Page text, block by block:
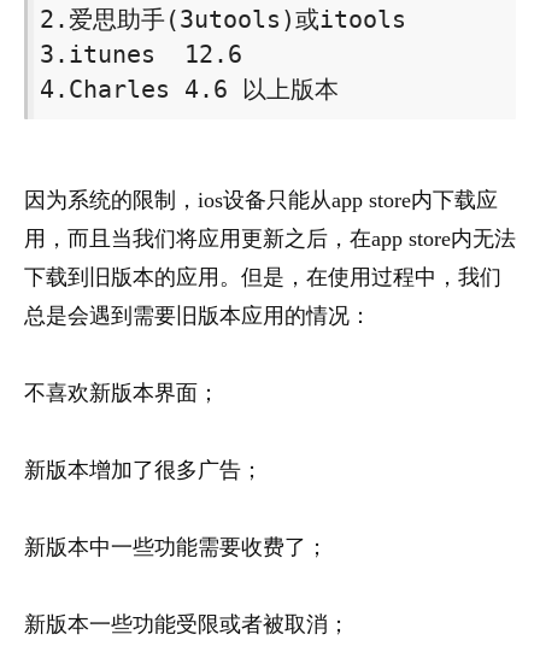
2.爱思助手(3utools)或itools
3.itunes  12.6
4.Charles 4.6 以上版本
因为系统的限制，ios设备只能从app store内下载应
用，而且当我们将应用更新之后，在app store内无法
下载到旧版本的应用。但是，在使用过程中，我们
总是会遇到需要旧版本应用的情况：
不喜欢新版本界面；
新版本增加了很多广告；
新版本中一些功能需要收费了；
新版本一些功能受限或者被取消；